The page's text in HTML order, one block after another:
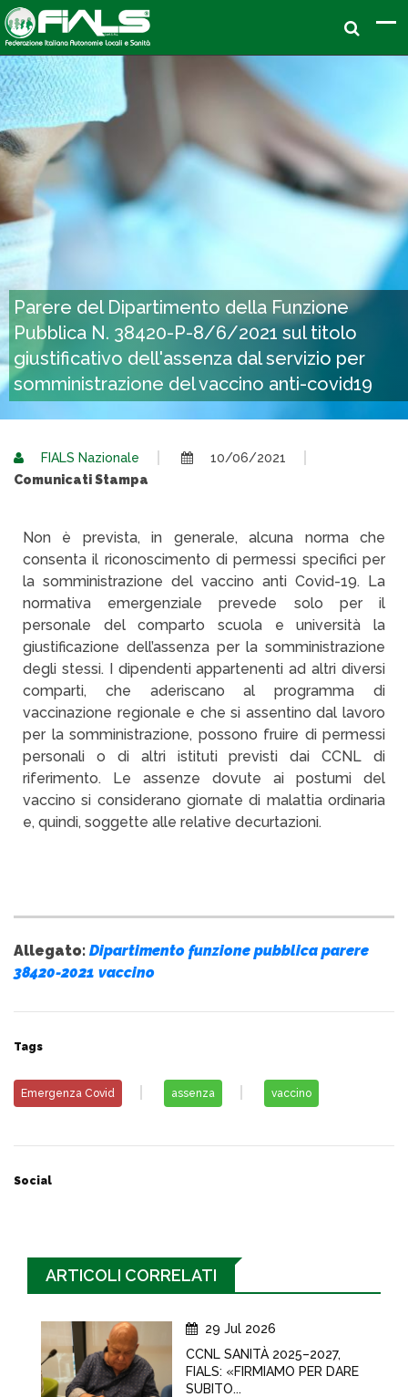
Parere del Dipartimento della Funzione
Pubblica N. 38420-P-8/6/2021 sul titolo
giustificativo dell'assenza dal servizio per
somministrazione del vaccino anti-covid19
FIALS Nazionale
10/06/2021
Comunicati Stampa
Non è prevista, in generale, alcuna norma che
consenta il riconoscimento di permessi specifici per
la somministrazione del vaccino anti Covid-19. La
normativa emergenziale prevede solo per il
personale del comparto scuola e università la
giustificazione dell’assenza per la somministrazione
degli stessi. I dipendenti appartenenti ad altri diversi
comparti, che aderiscano al programma di
vaccinazione regionale e che si assentino dal lavoro
per la somministrazione, possono fruire di permessi
personali o di altri istituti previsti dai CCNL di
riferimento. Le assenze dovute ai postumi del
vaccino si considerano giornate di malattia ordinaria
e, quindi, soggette alle relative decurtazioni.
Allegato: Dipartimento funzione pubblica parere
38420-2021 vaccino
Tags
Emergenza Covid assenza vaccino
Social
ARTICOLI CORRELATI
29 Jul 2026
CCNL SANITÀ 2025–2027,
FIALS: «FIRMIAMO PER DARE
SUBITO...